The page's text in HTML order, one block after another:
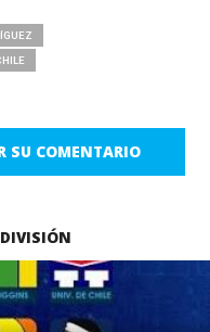
SU COMENTARIO